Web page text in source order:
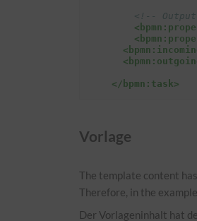
<!--
</bpmn:task>
Vorlage
The template content
Therefore, in the
Der Vorlageninhalt hat